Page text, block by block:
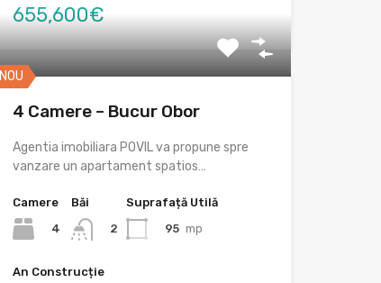
655,600€
NOU
4 Camere – Bucur Obor
Agentia imobiliara POVIL va propune spre
vanzare un apartament spatios…
Camere
4
Băi
2
Suprafață Utilă
95 mp
An Construcție